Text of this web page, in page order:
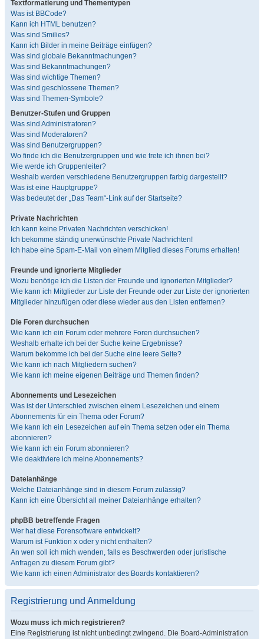
Textformatierung und Thementypen
Was ist BBCode?
Kann ich HTML benutzen?
Was sind Smilies?
Kann ich Bilder in meine Beiträge einfügen?
Was sind globale Bekanntmachungen?
Was sind Bekanntmachungen?
Was sind wichtige Themen?
Was sind geschlossene Themen?
Was sind Themen-Symbole?
Benutzer-Stufen und Gruppen
Was sind Administratoren?
Was sind Moderatoren?
Was sind Benutzergruppen?
Wo finde ich die Benutzergruppen und wie trete ich ihnen bei?
Wie werde ich Gruppenleiter?
Weshalb werden verschiedene Benutzergruppen farbig dargestellt?
Was ist eine Hauptgruppe?
Was bedeutet der „Das Team“-Link auf der Startseite?
Private Nachrichten
Ich kann keine Privaten Nachrichten verschicken!
Ich bekomme ständig unerwünschte Private Nachrichten!
Ich habe eine Spam-E-Mail von einem Mitglied dieses Forums erhalten!
Freunde und ignorierte Mitglieder
Wozu benötige ich die Listen der Freunde und ignorierten Mitglieder?
Wie kann ich Mitglieder zur Liste der Freunde oder zur Liste der ignorierten
Mitglieder hinzufügen oder diese wieder aus den Listen entfernen?
Die Foren durchsuchen
Wie kann ich ein Forum oder mehrere Foren durchsuchen?
Weshalb erhalte ich bei der Suche keine Ergebnisse?
Warum bekomme ich bei der Suche eine leere Seite?
Wie kann ich nach Mitgliedern suchen?
Wie kann ich meine eigenen Beiträge und Themen finden?
Abonnements und Lesezeichen
Was ist der Unterschied zwischen einem Lesezeichen und einem
Abonnements für ein Thema oder Forum?
Wie kann ich ein Lesezeichen auf ein Thema setzen oder ein Thema
abonnieren?
Wie kann ich ein Forum abonnieren?
Wie deaktiviere ich meine Abonnements?
Dateianhänge
Welche Dateianhänge sind in diesem Forum zulässig?
Kann ich eine Übersicht all meiner Dateianhänge erhalten?
phpBB betreffende Fragen
Wer hat diese Forensoftware entwickelt?
Warum ist Funktion x oder y nicht enthalten?
An wen soll ich mich wenden, falls es Beschwerden oder juristische
Anfragen zu diesem Forum gibt?
Wie kann ich einen Administrator des Boards kontaktieren?
Registrierung und Anmeldung
Wozu muss ich mich registrieren?
Eine Registrierung ist nicht unbedingt zwingend. Die Board-Administration